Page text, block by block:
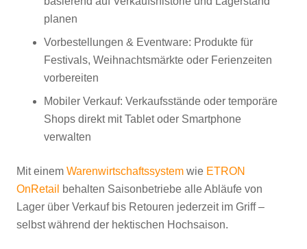
planen
Vorbestellungen & Eventware: Produkte für
Festivals, Weihnachtsmärkte oder Ferienzeiten
vorbereiten
Mobiler Verkauf: Verkaufsstände oder temporäre
Shops direkt mit Tablet oder Smartphone
verwalten
Mit einem Warenwirtschaftssystem wie ETRON
OnRetail
behalten Saisonbetriebe alle Abläufe von
Lager über Verkauf bis Retouren jederzeit im Griff –
selbst während der hektischen Hochsaison.